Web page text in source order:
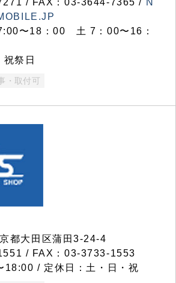
/ FAX：03-3644-7365 / N
〜18：00 土 7：00〜16：
祭日
・取付可
都大田区蒲田3-24-4
/ FAX：03-3733-1553
18:00 / 定休日：土・日・祝